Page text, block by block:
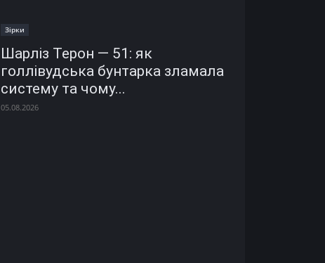
Зірки
Шарліз Терон — 51: як
голлівудська бунтарка зламала
систему та чому...
05.08.2026